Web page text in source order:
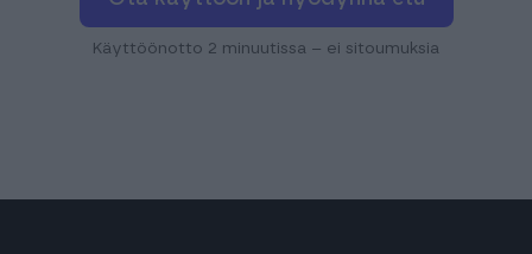
Käyttöönotto 2 minuutissa – ei sitoumuksia